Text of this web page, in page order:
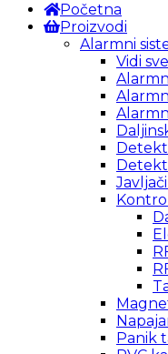
Početna
Proizvodi
Alarmni
Vidi sve
Panik